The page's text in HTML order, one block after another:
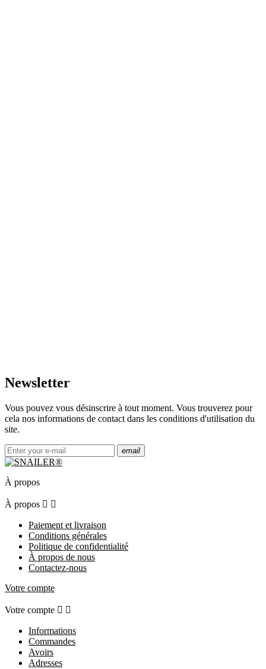
Newsletter
Vous pouvez vous désinscrire à tout moment. Vous trouverez pour
cela nos informations de contact dans les conditions d'utilisation du
site.
email
À propos
À propos  
Paiement et livraison
Conditions générales
Politique de confidentialité
À propos de nous
Contactez-nous
Votre compte
Votre compte  
Informations
Commandes
Avoirs
Adresses